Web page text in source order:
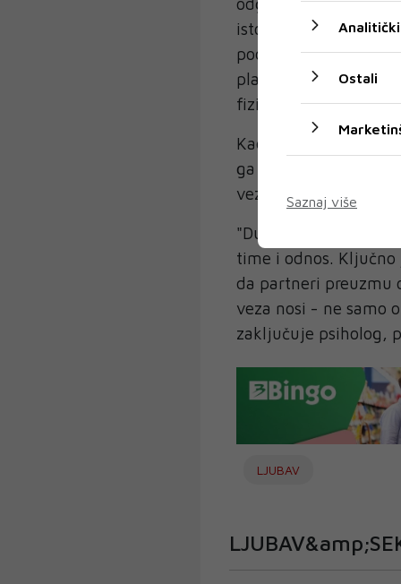
istovremeno ostaju
podijeljeni, jedan
planiranju i brine o
fizički vidljiv, ali
Kada drugi partner
ga nosi može se
vezi.
"Dugoročno, to
time i odnos.
da partneri preuzmu
veza nosi - ne samo
zaključuje psiholog,
LJUBAV
Analitički
Ostali
Saznaj više